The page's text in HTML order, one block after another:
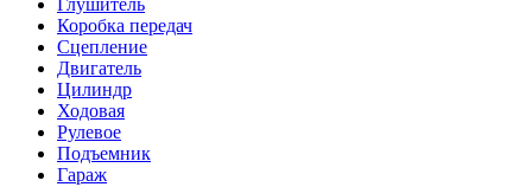
Глушитель
Коробка передач
Сцепление
Двигатель
Цилиндр
Ходовая
Рулевое
Подъемник
Гараж